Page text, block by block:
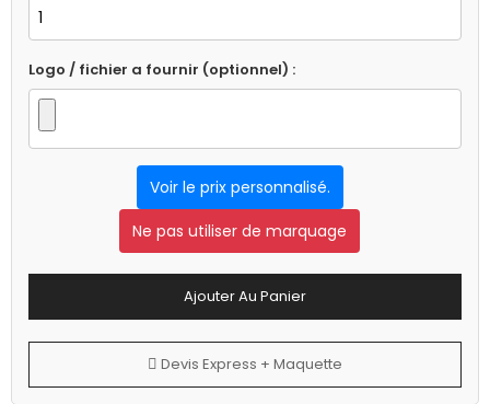
Logo / fichier a fournir (optionnel) :
Voir le prix personnalisé.
Ne pas utiliser de marquage
Ajouter Au Panier
Devis Express + Maquette